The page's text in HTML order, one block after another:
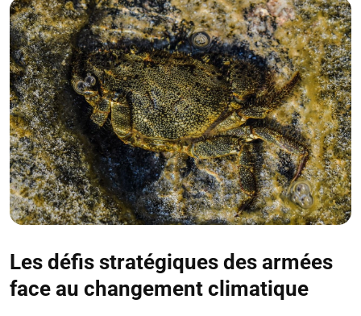
Les défis stratégiques des armées
face au changement climatique